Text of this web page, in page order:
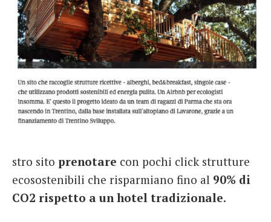
stro sito prenotare con pochi click strutture
ecosostenibili che risparmiano fino al 90% di
CO2 rispetto a un hotel tradizionale.